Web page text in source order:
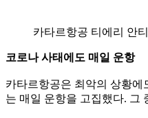
카타르항공 티에리 안
코로나 사태에도 매일 운항
카타르항공은 최악의 상황에
는 매일 운항을 고집했다. 그